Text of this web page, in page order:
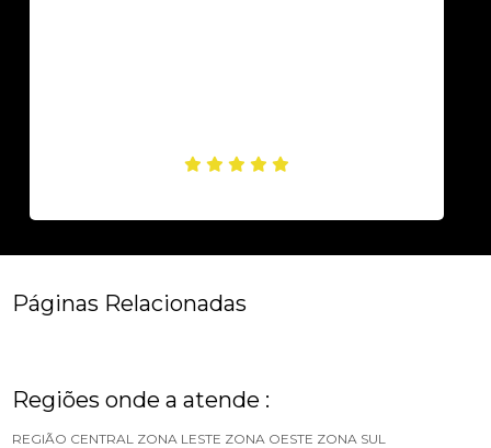
Páginas Relacionadas
Regiões onde a atende :
REGIÃO CENTRAL ZONA LESTE ZONA OESTE ZONA SUL